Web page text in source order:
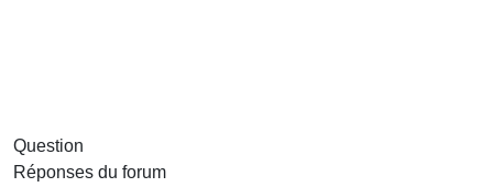
Question
Réponses du forum